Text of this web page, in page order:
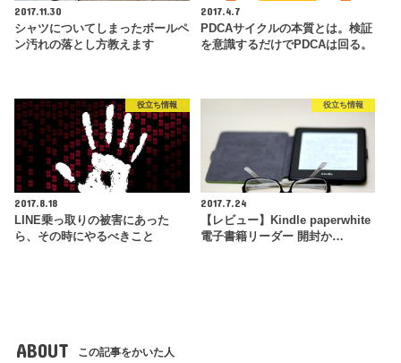
2017.11.30
シャツについてしまったボールペ
ン汚れの落とし方教えます
2017.4.7
PDCAサイクルの本質とは。検証
を意識するだけでPDCAは回る。
役立ち情報
2017.8.18
LINE乗っ取りの被害にあった
ら、その時にやるべきこと
役立ち情報
2017.7.24
【レビュー】Kindle paperwhite
電子書籍リーダー 開封か…
ABOUT この記事をかいた人